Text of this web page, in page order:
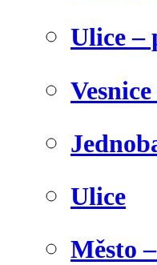
Ulice –
Ulice
Město